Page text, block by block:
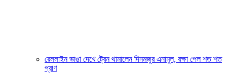
রেললাইন ভাঙা দেখে ট্রেন থামালেন দিনমজুর এনামুল, রক্ষা পেল শত শত
প্রাণ